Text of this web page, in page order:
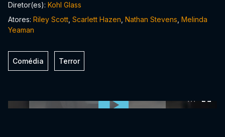
Diretor(es): Kohl Glass
Atores: Riley Scott Scarlett Hazen Nathan Stevens Melinda
Yeaman
Comédia Terror